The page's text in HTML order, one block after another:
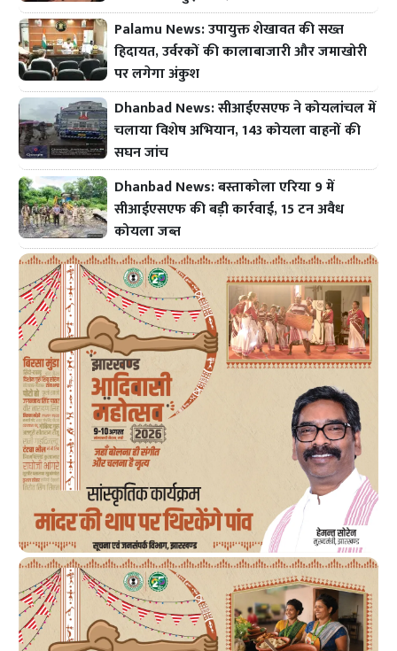
Palamu News: उपायुक्त शेखावत की सख्त
हिदायत, उर्वरकों की कालाबाजारी और जमाखोरी
पर लगेगा अंकुश
Dhanbad News: सीआईएसएफ ने कोयलांचल में
चलाया विशेष अभियान, 143 कोयला वाहनों की
सघन जांच
Dhanbad News: बस्ताकोला एरिया 9 में
सीआईएसएफ की बड़ी कार्रवाई, 15 टन अवैध
कोयला जब्त